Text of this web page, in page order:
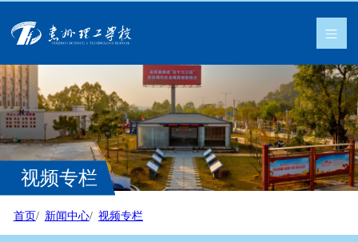
视频专栏
首页 新闻中心 视频专栏